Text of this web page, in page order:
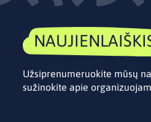
Užsiprenumeruokite mūsų
sužinokite apie